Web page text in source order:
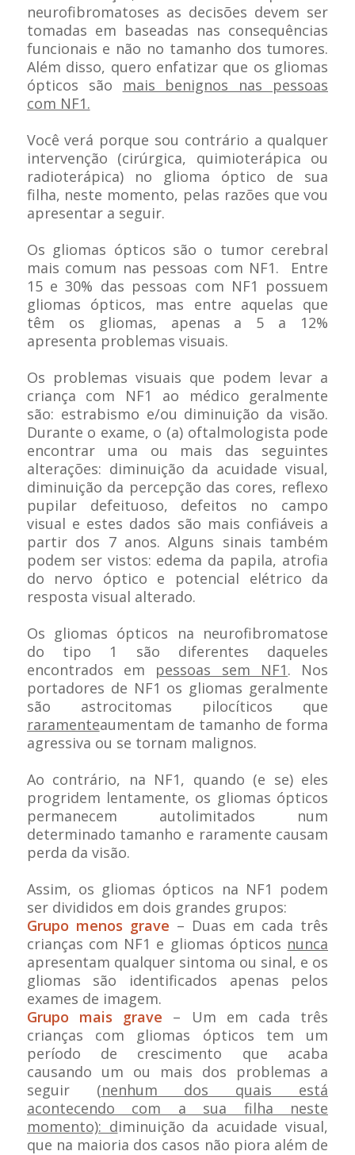
neurofibromatoses as decisões devem ser
tomadas em baseadas nas consequências
funcionais e não no tamanho dos tumores.
Além disso, quero enfatizar que os gliomas
ópticos são
mais benignos nas pessoas
com NF1.
Você verá porque sou contrário a qualquer
intervenção (cirúrgica, quimioterápica ou
radioterápica) no glioma óptico de sua
filha, neste momento, pelas razões que vou
apresentar a seguir.
Os gliomas ópticos são o tumor cerebral
mais comum nas pessoas com NF1. Entre
15 e 30% das pessoas com NF1 possuem
gliomas ópticos, mas entre aquelas que
têm os gliomas, apenas a 5 a 12%
apresenta problemas visuais.
Os problemas visuais que podem levar a
criança com NF1 ao médico geralmente
são: estrabismo e/ou diminuição da visão.
Durante o exame, o (a) oftalmologista pode
encontrar uma ou mais das seguintes
alterações: diminuição da acuidade visual,
diminuição da percepção das cores, reflexo
pupilar defeituoso, defeitos no campo
visual e estes dados são mais confiáveis a
partir dos 7 anos. Alguns sinais também
podem ser vistos: edema da papila, atrofia
do nervo óptico e potencial elétrico da
resposta visual alterado.
Os gliomas ópticos na neurofibromatose
do tipo 1 são diferentes daqueles
encontrados em pessoas sem NF1. Nos
portadores de NF1 os gliomas geralmente
são astrocitomas pilocíticos que
raramenteaumentam de tamanho de forma
agressiva ou se tornam malignos.
Ao contrário, na NF1, quando (e se) eles
progridem lentamente, os gliomas ópticos
permanecem autolimitados num
determinado tamanho e raramente causam
perda da visão.
Assim, os gliomas ópticos na NF1 podem
ser divididos em dois grandes grupos:
Grupo menos grave – Duas em cada três
crianças com NF1 e gliomas ópticos nunca
apresentam qualquer sintoma ou sinal, e os
gliomas são identificados apenas pelos
exames de imagem.
Grupo mais grave – Um em cada três
crianças com gliomas ópticos tem um
período de crescimento que acaba
causando um ou mais dos problemas a
seguir (nenhum dos quais está
acontecendo com a sua filha neste
momento): diminuição da acuidade visual,
que na maioria dos casos não piora além de